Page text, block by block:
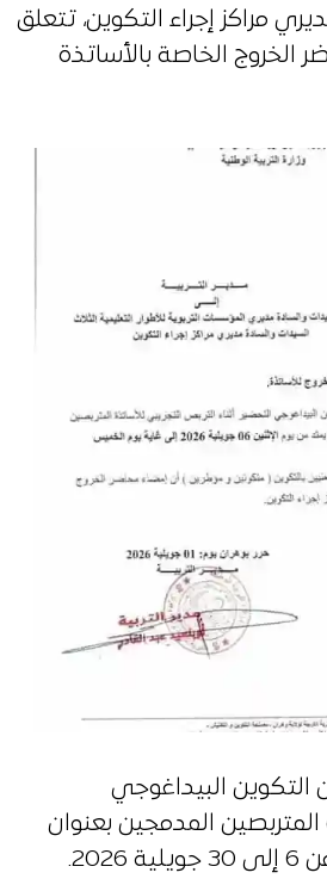
مراكز إجراء التكوين، تتعلق
الخروج الخاصة بالأساتذة
التكوين البيداغوجي
المدمجين بعنوان